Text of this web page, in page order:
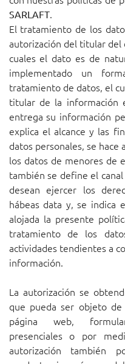
SARLAFT.
El tratamiento de los
autorización del titular del
cuales el dato es de
implementado un
tratamiento de datos, el
titular de la información
entrega su información
explica el alcance y las
datos personales, se
los datos de menores de
también se define el
desean ejercer los
hábeas data y, se indica
alojada la presente
tratamiento de los
actividades tendientes a
información.
La autorización se
que pueda ser objeto
página web,
presenciales o por
autorización también